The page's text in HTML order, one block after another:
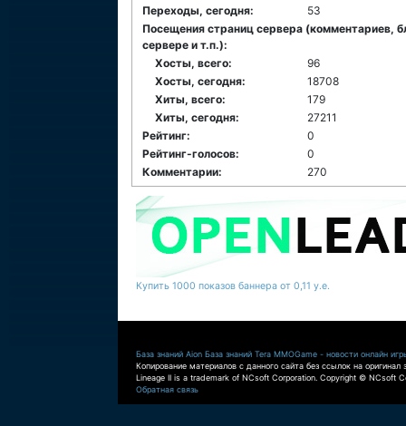
Переходы, сегодня:
53
Посещения страниц сервера (комментариев,
сервере и т.п.):
Хосты, всего:
96
Хосты, сегодня:
18708
Хиты, всего:
179
Хиты, сегодня:
27211
Рейтинг:
0
Рейтинг-голосов:
0
Комментарии:
270
Купить 1000 показов баннера от 0,11 у.е.
База знаний Aion База знаний Tera MMOGame - новости онлайн
Копирование материалов с данного сайта без ссылок на оригинал
Lineage II is a trademark of NCsoft Corporation. Copyright © NCsoft
Обратная связь